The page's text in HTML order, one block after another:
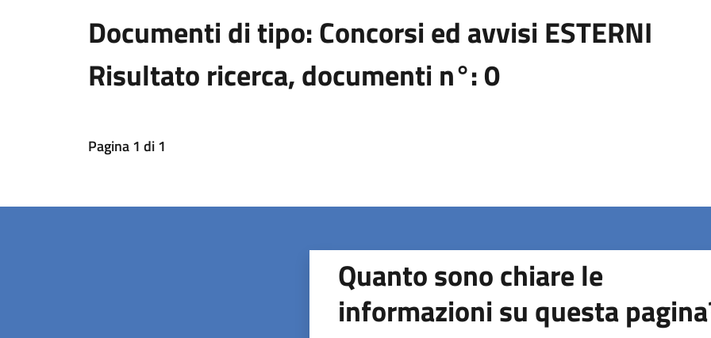
Documenti di tipo: Concorsi ed avvisi ESTERNI
Risultato ricerca, documenti n°: 0
Pagina1 di1
Quanto sono chiare le
informazioni su questa